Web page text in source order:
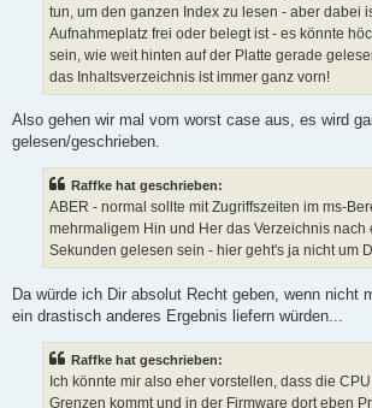
tun, um den ganzen Index zu lesen - aber dabei
Aufnahmeplatz frei oder belegt ist - es könnte
sein, wie weit hinten auf der Platte gerade
das Inhaltsverzeichnis ist immer ganz vorn!
Also gehen wir mal vom worst case aus, es wird
gelesen/geschrieben.
Raffke hat geschrieben:
ABER - normal sollte mit Zugriffszeiten im ms-
mehrmaligem Hin und Her das Verzeichnis nach
Sekunden gelesen sein - hier geht's ja nicht um
Da würde ich Dir absolut Recht geben, wenn nicht
ein drastisch anderes Ergebnis liefern würden...
Raffke hat geschrieben:
Ich könnte mir also eher vorstellen, dass die
Grenzen kommt und in der Firmware dort eben